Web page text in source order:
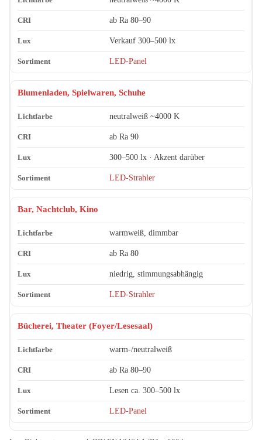
ab Ra 80–90
Verkauf 300–500 lx
LED-Panel
Blumenladen, Spielwaren, Schuhe
neutralweiß ~4000 K
ab Ra 90
300–500 lx · Akzent darüber
LED-Strahler
Bar, Nachtclub, Kino
warmweiß, dimmbar
ab Ra 80
niedrig, stimmungsabhängig
LED-Strahler
Bücherei, Theater (Foyer/Lesesaal)
warm-/neutralweiß
ab Ra 80–90
Lesen ca. 300–500 lx
LED-Panel